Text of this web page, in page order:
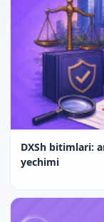
DXSh bitimlari:
yechimi